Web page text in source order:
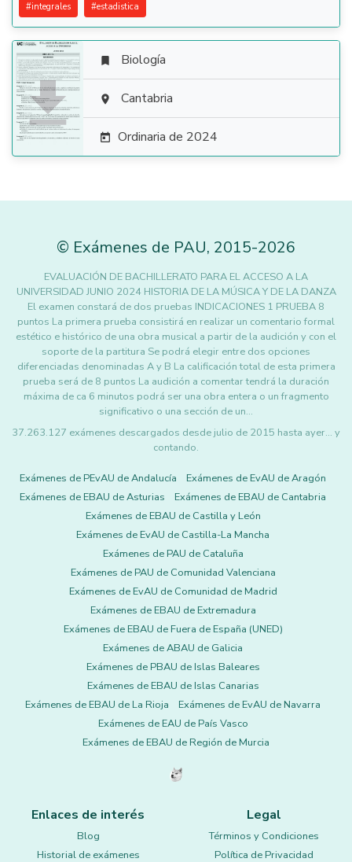
#integrales #estadistica

 Biología
 Cantabria
 Ordinaria de 2024
© Exámenes de PAU, 2015-2026
EVALUACIÓN DE BACHILLERATO PARA EL ACCESO A LA
UNIVERSIDAD JUNIO 2024 HISTORIA DE LA MÚSICA Y DE LA DANZA
El examen constará de dos pruebas INDICACIONES 1 PRUEBA 8
puntos La primera prueba consistirá en realizar un comentario formal
estético e histórico de una obra musical a partir de la audición y con el
soporte de la partitura Se podrá elegir entre dos opciones
diferenciadas denominadas A y B La calificación total de esta primera
prueba será de 8 puntos La audición a comentar tendrá la duración
máxima de ca 6 minutos podrá ser una obra entera o un fragmento
significativo o una sección de un…
37.263.127 exámenes descargados desde julio de 2015 hasta ayer... y
contando.
Exámenes de PEvAU de Andalucía
Exámenes de EvAU de Aragón
Exámenes de EBAU de Asturias
Exámenes de EBAU de Cantabria
Exámenes de EBAU de Castilla y León
Exámenes de EvAU de Castilla-La Mancha
Exámenes de PAU de Cataluña
Exámenes de PAU de Comunidad Valenciana
Exámenes de EvAU de Comunidad de Madrid
Exámenes de EBAU de Extremadura
Exámenes de EBAU de Fuera de España (UNED)
Exámenes de ABAU de Galicia
Exámenes de PBAU de Islas Baleares
Exámenes de EBAU de Islas Canarias
Exámenes de EBAU de La Rioja
Exámenes de EvAU de Navarra
Exámenes de EAU de País Vasco
Exámenes de EBAU de Región de Murcia
Enlaces de interés
Blog
Historial de exámenes
Legal
Términos y Condiciones
Política de Privacidad